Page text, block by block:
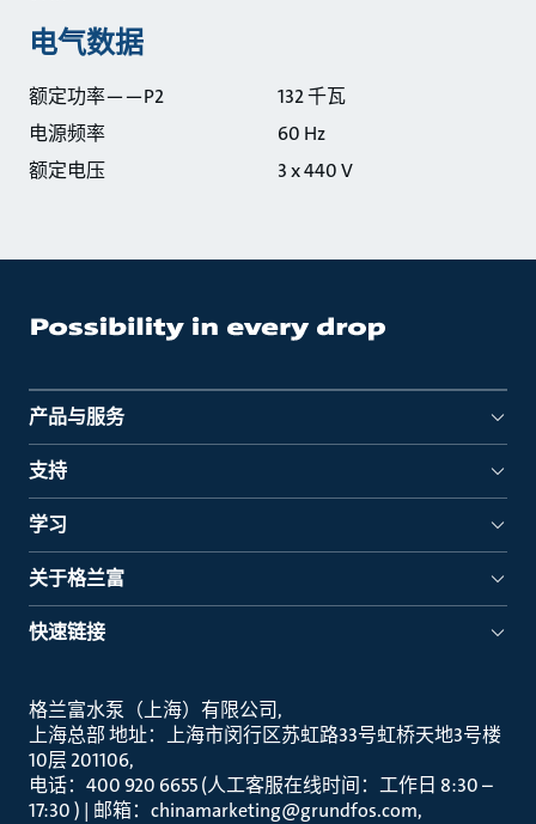
电气数据
额定功率——P2
132 千瓦
电源频率
60 Hz
额定电压
3 x 440 V
产品与服务
支持
学习
关于格兰富
快速链接
格兰富水泵（上海）有限公司
上海总部 地址：上海市闵行区苏虹路33号虹桥天地3号楼
10层 201106
电话：400 920 6655 (人工客服在线时间：工作日 8:30 –
17:30 ) | 邮箱：chinamarketing@grundfos.com